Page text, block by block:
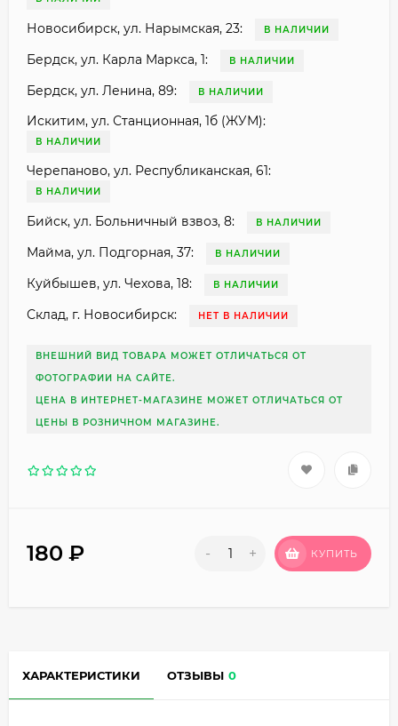
Новосибирск, ул. Нарымская, 23: В НАЛИЧИИ
Бердск, ул. Карла Маркса, 1: В НАЛИЧИИ
Бердск, ул. Ленина, 89: В НАЛИЧИИ
Искитим, ул. Станционная, 1б (ЖУМ):
В НАЛИЧИИ
Черепаново, ул. Республиканская, 61:
В НАЛИЧИИ
Бийск, ул. Больничный взвоз, 8: В НАЛИЧИИ
Майма, ул. Подгорная, 37: В НАЛИЧИИ
Куйбышев, ул. Чехова, 18: В НАЛИЧИИ
Склад, г. Новосибирск: НЕТ В НАЛИЧИИ
ВНЕШНИЙ ВИД ТОВАРА МОЖЕТ ОТЛИЧАТЬСЯ ОТ
ФОТОГРАФИИ НА САЙТЕ.
ЦЕНА В ИНТЕРНЕТ-МАГАЗИНЕ МОЖЕТ ОТЛИЧАТЬСЯ ОТ
ЦЕНЫ В РОЗНИЧНОМ МАГАЗИНЕ.
180 ₽ - + КУПИТЬ
ХАРАКТЕРИСТИКИ ОТЗЫВЫ 0